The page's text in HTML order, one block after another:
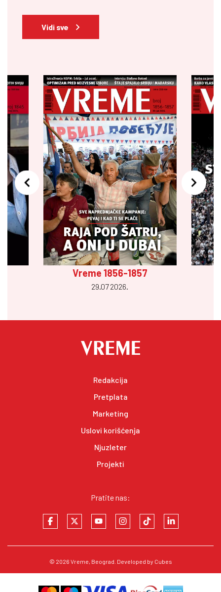
Vidi sve
Vreme 1856-1857
29.07 2026.
Redakcija
Pretplata
Marketing
Uslovi korišćenja
Njuzleter
Projekti
Pratite nas:
© 2026 Vreme , Beograd. Developed by Cubes